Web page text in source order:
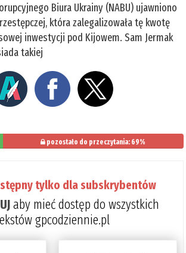
Biura Ukrainy (NABU) ujawniono
która zalegalizowała tę kwotę
inwestycji pod Kijowem. Sam Jermak
takiej
pozostało do przeczytania: 69%
tylko dla subskrybentów
aby mieć dostęp do wszystkich
gpcodziennie.pl